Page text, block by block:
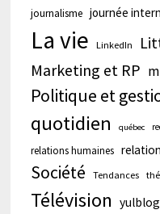
journalisme journée
La vie LinkedIn
Marketing et RP
Politique et
quotidien québec
relations humaines
Société Tendances
Télévision yulblog